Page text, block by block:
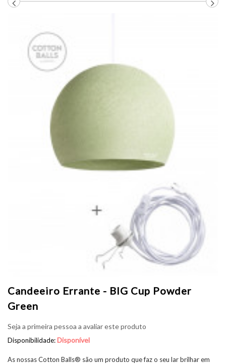
Candeeiro Errante - BIG Cup Powder
Green
Seja a primeira pessoa a avaliar este produto
Disponibilidade:Disponível
As nossas Cotton Balls® são um produto que faz o seu lar brilhar em